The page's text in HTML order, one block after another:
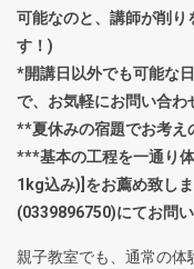
可能なのと、講師が削
す！)
*開講日以外でも可能な
で、お気軽にお問い合わ
**夏休みの宿題でお考え
***基本の工程を一通り
1kg込み)]をお薦め致し
(0339896750)にてお問い
親子教室でも、通常の体